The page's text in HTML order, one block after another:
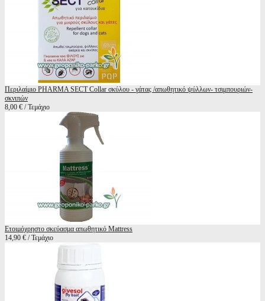
Περιλαίμιο PHARMA SECT Collar σκύλου - γάτας /απωθητικό ψύλλων- τσιμπουριών-
σκνιπών
8,00 € / Τεμάχιο
Ετοιμόχρηστο σκεύασμα απωθητικό Mattress
14,90 € / Τεμάχιο